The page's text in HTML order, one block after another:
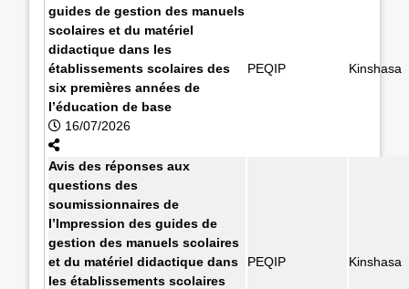
guides de gestion des manuels
scolaires et du matériel
didactique dans les
établissements scolaires des
six premières années de
l’éducation de base
16/07/2026
PEQIP Kinshasa
Avis des réponses aux
questions des
soumissionnaires de
l’Impression des guides de
gestion des manuels scolaires
et du matériel didactique dans
les établissements scolaires
PEQIP Kinshasa